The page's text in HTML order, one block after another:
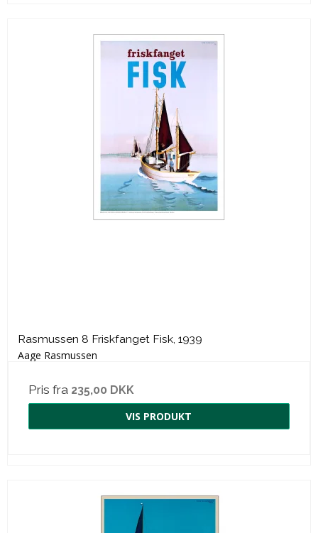
Rasmussen 8 Friskfanget Fisk, 1939
Aage Rasmussen
Pris fra 235,00 DKK
VIS PRODUKT